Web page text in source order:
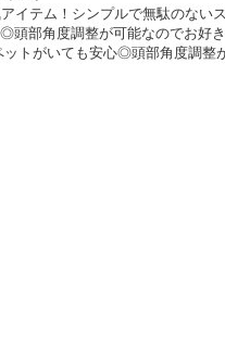
イテム！シンプルで無駄のない
ットがいても安心◎頭部角度調整